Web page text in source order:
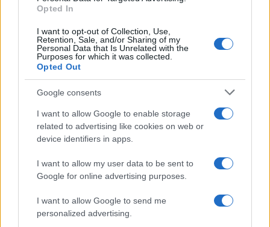
Opted In
I want to opt-out of Collection, Use,
Retention, Sale, and/or Sharing of my
Personal Data that Is Unrelated with the
Purposes for which it was collected.
Opted Out
Google consents
I want to allow Google to enable storage
related to advertising like cookies on web or
device identifiers in apps.
I want to allow my user data to be sent to
Google for online advertising purposes.
I want to allow Google to send me
personalized advertising.
Paolo Pinna
Martina Agostina Diturco
I nostri cari